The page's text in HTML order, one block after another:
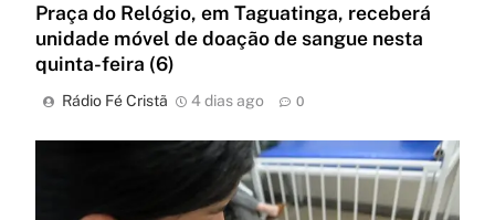
Praça do Relógio, em Taguatinga, receberá
unidade móvel de doação de sangue nesta
quinta-feira (6)
Rádio Fé Cristã 4 dias ago 0